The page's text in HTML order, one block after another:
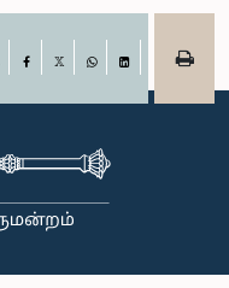
Facebook